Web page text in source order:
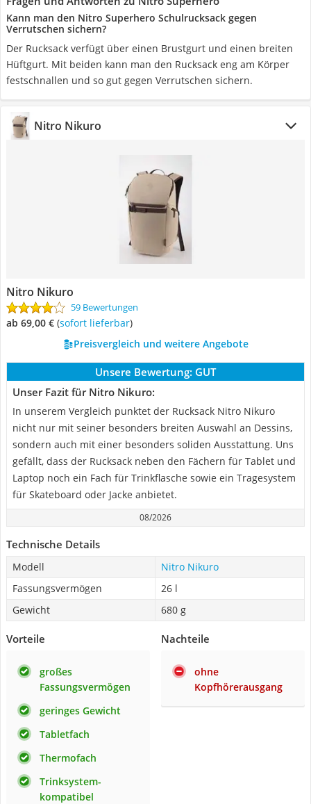
Kann man den Nitro Superhero Schulrucksack gegen
Verrutschen sichern?
Der Rucksack verfügt über einen Brustgurt und einen breiten
Hüftgurt. Mit beiden kann man den Rucksack eng am Körper
festschnallen und so gut gegen Verrutschen sichern.
Nitro Nikuro
Nitro Nikuro
59 Bewertungen
ab 69,00 € ( Sofort lieferbar)
Preisvergleich und weitere Angebote
Unsere Bewertung: GUT
Unser Fazit für Nitro Nikuro:
In unserem Vergleich punktet der Rucksack Nitro Nikuro
nicht nur mit seiner besonders breiten Auswahl an Dessins,
sondern auch mit einer besonders soliden Ausstattung. Uns
gefällt, dass der Rucksack neben den Fächern für Tablet und
Laptop noch ein Fach für Trinkflasche sowie ein Tragesystem
für Skateboard oder Jacke anbietet.
08/2026
Technische Details
Modell
Nitro Nikuro
Fassungsvermögen
26 l
Gewicht
680 g
Vorteile
großes
Fassungsvermögen
geringes Gewicht
Tabletfach
Thermofach
Trinksystem-
kompatibel
Nachteile
ohne
Kopfhörerausgang